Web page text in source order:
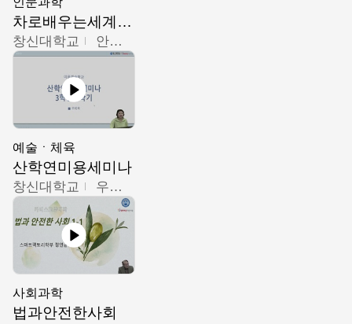
차로배우는세계문화
창신대학교 안소영
예술ㆍ체육
산학연미용세미나
창신대학교 우미옥,오윤경,박선이
사회과학
법과안전한사회